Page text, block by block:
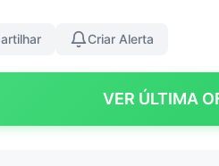
Criar Alerta
VER ÚLTIMA